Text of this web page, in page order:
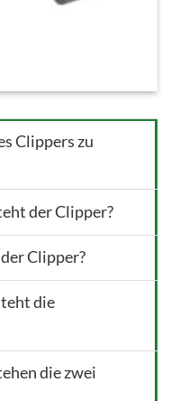
Clippers zu
der Clipper?
Clipper?
die
die zwei